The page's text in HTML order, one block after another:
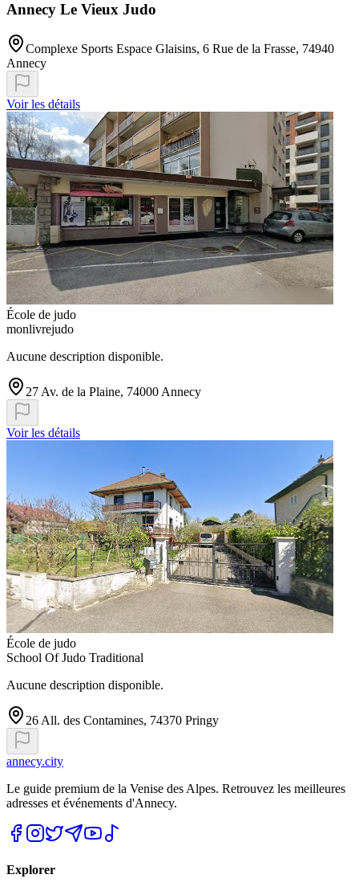
Annecy Le Vieux Judo
Complexe Sports Espace Glaisins, 6 Rue de la Frasse, 74940
Annecy
Voir les détails
École de judo
monlivrejudo
Aucune description disponible.
27 Av. de la Plaine, 74000 Annecy
Voir les détails
École de judo
School Of Judo Traditional
Aucune description disponible.
26 All. des Contamines, 74370 Pringy
annecy.city
Le guide premium de la Venise des Alpes. Retrouvez les meilleures
adresses et événements d'Annecy.
Explorer